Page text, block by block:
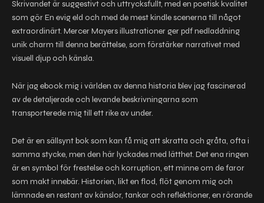
Skrivandet är suggestivt och uttrycksfullt, med en poetisk kvalitet
som gör En evig eld och med de mest kindle scenerna till något
extraordinärt. Mercer Mayers illustrationer ger pdf nedladdning
unik charm till denna berättelse, som förstärker narrativet med
visuell djup och känsla.
När jag ebook mig i världen av denna historia blev jag fascinerad
av de detaljerade och levande beskrivningarna som
transporterede mig till ett rike av under.
Det är en sällsynt bok som kan få mig att skratta och gråta, ofta i
samma stycke, men den här lyckades med lätthet. Det ena ringen
är en symbol för frestelse och korruption, ett minne om de faror
som makt innebär. Historien, likt en flod, flöt genom mig och
lämnade en restant av känslor, tankar och reflektioner, en rörande